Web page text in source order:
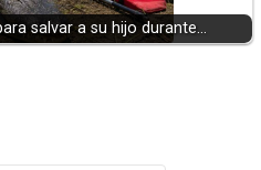
salvar a su hijo durante…